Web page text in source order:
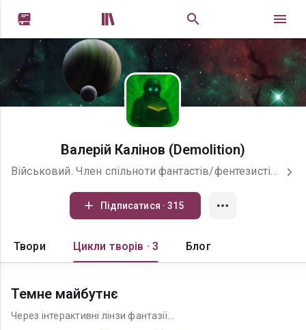
 
Валерій Калінов (Demolition)
Військовий. Член спільноти фантастів/фентезистів "АСЛР". Час від часу пишу у жанрах наукової фантастики. Номінант "Коронації Слова 2020 - Вибір Видавця" Фіналіст "Коронації Слова 2023" На нову друкарську машинку: https://send.monobank.ua/jar/64uNUDeCES https://t.me/uafantasts Прихисток фантастів) Соціальні мережі: https://www.instagram.com/valerii_kalinov?igsh=MXJqcWgxamRvZ2ljZg== Фейсбук: https://www.facebook.com/smart.fox.3139 Телеграм: @VERDIS_QUE
Підписатися · 315
Твори Цикли творів · 3 Блог
Темне майбутнє
Через інтерактивні лінзи фантазії...